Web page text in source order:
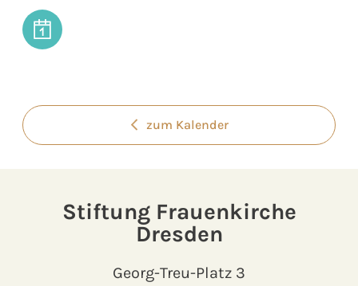
zum Kalender
Stiftung Frauenkirche
Dresden
Georg-Treu-Platz 3